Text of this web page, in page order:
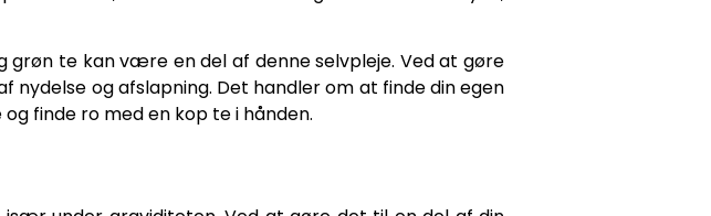
grøn te kan være en del af denne selvpleje. Ved at gøre
nydelse og afslapning. Det handler om at finde din egen
finde ro med en kop te i hånden.